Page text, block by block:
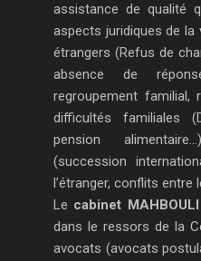
assistance de qualité
aspects juridiques de la
étrangers (Refus de
absence de
regroupement familial,
difficultés familiales
pension
(succession
l’étranger, conflits entre
Le cabinet
dans le ressors de la
avocats (avocats